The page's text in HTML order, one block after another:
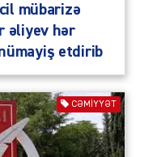
mübarizə
əliyev hər
etdirib
CƏMIYYƏT